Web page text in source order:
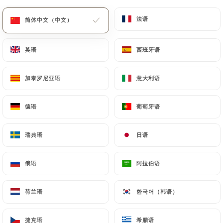
菜单
简体中文（中文） 法语
英语 西班牙语
加泰罗尼亚语 意大利语
德语 葡萄牙语
瑞典语 日语
俄语 阿拉伯语
荷兰语 한국어（韩语）
捷克语 希腊语
/
联系人
简体中文（中文） 法语
英语 西班牙语
加泰罗尼亚语 意大利语
德语 葡萄牙语
瑞典语 日语
俄语 阿拉伯语
荷兰语 한국어（韩语）
捷克语 希腊语